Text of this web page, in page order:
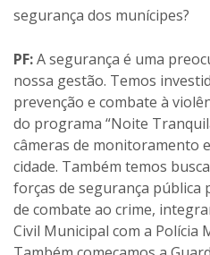
segurança dos munícipes?
PF:A segurança é uma
nossa gestão. Temos
prevenção e combate à
do programa “Noite
câmeras de monitoramento
cidade. Também temos
forças de segurança pública
de combate ao crime,
Civil Municipal com a Polícia